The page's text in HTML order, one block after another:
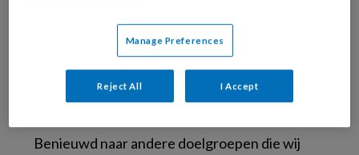
Bohn Stafleu van Loghum bereikt als
mediabedrijf nagenoeg alle specialismen in de
zorg. TBV is een van de titels waarmee we op
dagelijkse basis professionals voorzien van
Benieuwd naar andere doelgroepen die wij
Manage Preferences
Reject All I Accept